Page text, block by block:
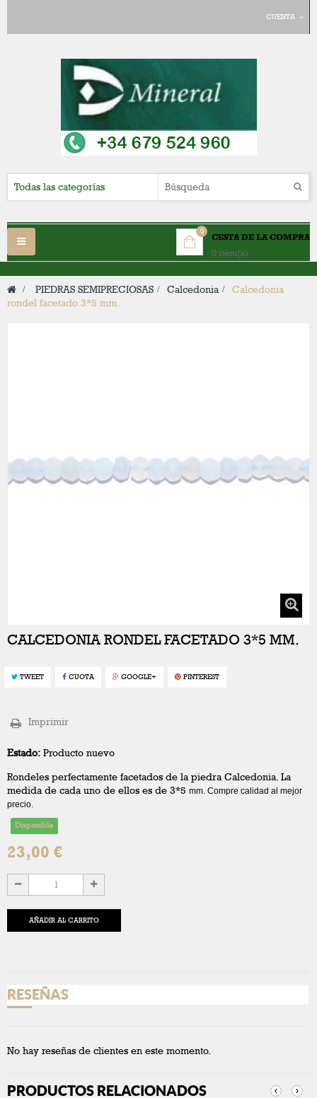
CUENTA
CESTA DE LA COMPRA
0 item(s)
0
Navegación
Toggle
> PIEDRAS SEMIPRECIOSAS > Calcedonia > Calcedonia
rondel facetado 3*5 mm.
CALCEDONIA RONDEL FACETADO 3*5 MM.
TWEET CUOTA GOOGLE+ PINTEREST
Imprimir
Estado: Producto nuevo
Rondeles perfectamente facetados de la piedra Calcedonia. La
medida de cada uno de ellos es de 3*5 mm. Compre calidad al mejor
precio.
Disponible
23,00 €
AÑADIR AL CARRITO
RESEÑAS
No hay reseñas de clientes en este momento.
PRODUCTOS RELACIONADOS ‹ ›